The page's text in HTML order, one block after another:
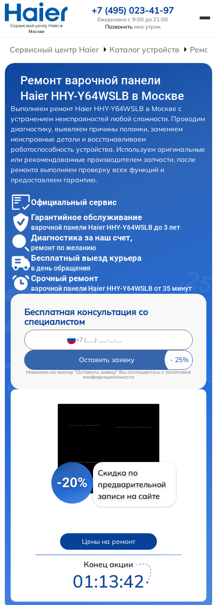
Сервисный центр Haierв
Москве
+7 (495) 023-41-97
Ежедневно с 9:00 до 21:00
Позвонить мне утром
Сервисный центр Haier Каталог устройств
Ремонт варочной панели
Haier HHY-Y64WSLB в Москве
Выполняем ремонт Haier HHY-Y64WSLB в Москве с
устранением неисправностей любой сложности. Проводим
диагностику, выявляем причины поломки, заменяем
неисправные детали и восстанавливаем
работоспособность устройства. Используем оригинальные
или рекомендованные производителем запчасти, после
ремонта выполняем проверку всех функций и
предоставляем гарантию.
Официальный сервис
Гарантийное обслуживание
варочной панели Haier HHY-Y64WSLB до 3 лет
Диагностика за наш счет,
ремонт по желанию
Бесплатный выезд курьера
в день обращения
Срочный ремонт
варочной панели Haier HHY-Y64WSLB от 35 минут
Бесплатная консультация со
специалистом
Оставить заявку
Нажимая на кнопку "Оставить заявку" Вы соглашаетесь cполитикой
конфиденциальности
-20%
Скидка по
предварительной
записи на сайте
Цены на ремонт
Конец акции
01:13:41